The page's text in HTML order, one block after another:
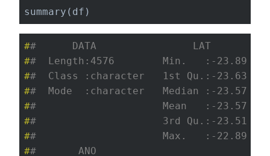
summary(df)
##      DATA                LAT
##  Length:4576        Min.   :-23.89
##  Class :character   1st Qu.:-23.63
##  Mode  :character   Median :-23.57
##                     Mean   :-23.57
##                     3rd Qu.:-23.51
##                     Max.   :-22.89
##       ANO